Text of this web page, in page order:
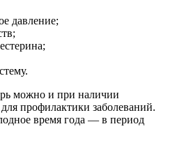
давление;
можно и при наличии
профилактики заболеваний.
время года — в период